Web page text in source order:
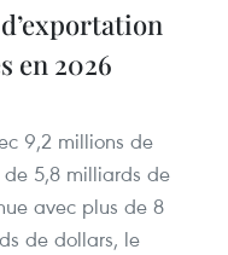
en 2026
9,2 millions de
de 5,8 milliards de
avec plus de 8
de dollars, le